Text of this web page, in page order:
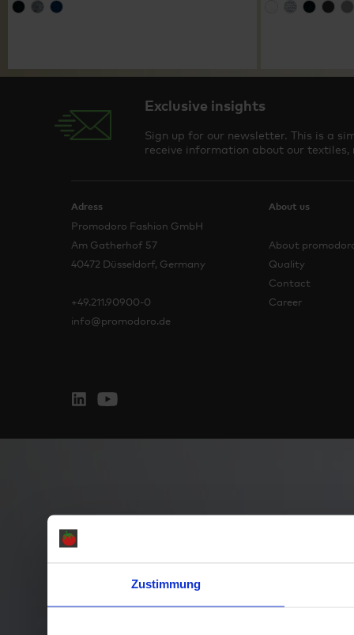
Zustimmung
Exclusive insights
Sign up for our newsletter. This is a
receive information about our textiles,
Adress
Promodoro Fashion GmbH
Am Gatherhof 57
40472 Düsseldorf, Germany
+49.211.90900-0
info@promodoro.de
About us
About
Quality
Contact
Career